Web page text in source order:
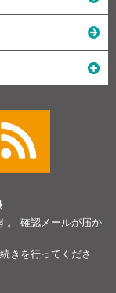
。 確認メールが届か
きを行ってくださ